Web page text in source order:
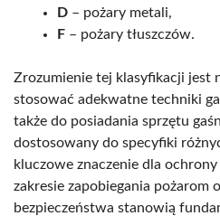
D – pożary metali,
F – pożary tłuszczów.
Zrozumienie tej klasyfikacji jest
stosować adekwatne techniki
także do posiadania sprzętu
dostosowany do specyfiki
kluczowe znaczenie dla
zakresie zapobiegania pożarom
bezpieczeństwa stanowią